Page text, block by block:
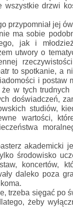
drzwi
przypomniał jej
ma sobie
jak i
utwory o
to spotkanie, a
i postaw
w tych trudnych
doświadczeń,
studiów,
wartości,
akademicki
środowisko
koncertów,
daleko poza
trzeba sięgać po
żeby